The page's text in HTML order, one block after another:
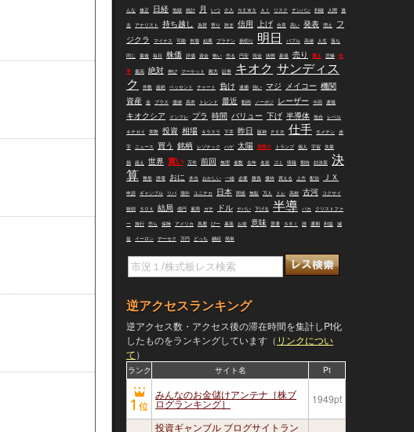
んな 修正 日経 地獄 統計 月 いつ 介入 ＮＥＷＳ ＡＩ リスク チンパン 利確 人間 過
去 アナリスト 持ち越し 為替 寄り 跨ぎ 信用 上げ 合意 高い 発表 増え
フ
ジクラ
マイナス 可能 市場 結果 プラテン 損切り 明日 バブル 高値 人生 落ち
同じ 最後 毎日 株価 評価 資金 怖い 売る 円安 現金 状態 新規 売り 買え 悲惨 仕
手 最高 絶対 伸び マーケット 殿方 証券 キオク サンディス
ク
件数 超絶 ベッセント チャート 負け 逮捕 強い マジ メイコー 機関
資産
金 プラス 価値 高市 トレンド 最近 動画 ノーポジ レーザー 今回 速報
キオクシア インフレ プラ 時間 バリュー 下げ 半導体 地合 レベル
キチガイ 実際 投資 相場 キラスラ 下手 昨日 阪神 ＰＥＲ 仕手 モメチン 赤
字 ニュース 買う 銘柄 レゾナック ハゲ 太陽 空売り トランプ 個人 宇宙 失業
損 超え 世界 買い 万件 前回 無理 者数 去年 名前 ゴミ 情報 期待 好決算
決
算
整形 誘電 おに 本当 おかしい 一緒 必要 勝負 優待 買える 上方 配信 ＪＸ
申請 ギャンブル リバ 場中 ユニチカ 日本 関係 無駄 万人 トレ 高校 古河 コクサイ
狼狽 ＳＯＸ 結局 億円 雇用 ガチ ドル ヤバい 下げる 半導 バカ クリストファ
ー 旅行 売ら 保険 アメリカ 馬鹿 ぴー 暴落 お前 意味 普通 ＳＢＩ 誰 通期 利益 減
益 イーロン デーセク 万円 どっち 継続 簡単
逆アクセスランキング
逆アクセス数・アクセス後の滞在時間を集計しPt化
したものをランキングしています（ リンクについ
て）
ランク サイト名 Pt
みんなのお金儲けアンテナ［株ブ
ログランキング］ 1949pt
投資ギャンブル ブログサイトラン